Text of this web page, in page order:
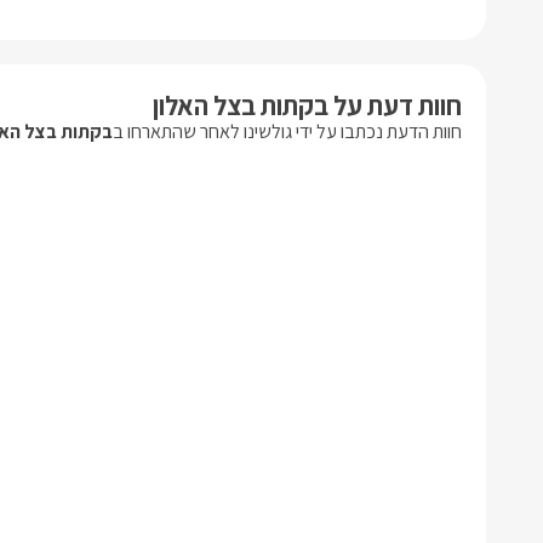
חוות דעת על בקתות בצל האלון
חוות הדעת נכתבו על ידי גולשינו לאחר שהתארחו בבקתות בצל